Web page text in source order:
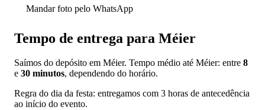
Mandar foto pelo WhatsApp
Tempo de entrega para Méier
Saímos do depósito em Méier. Tempo médio até Méier: entre 8
e 30 minutos, dependendo do horário.
Regra do dia da festa: entregamos com 3 horas de antecedência
ao início do evento.